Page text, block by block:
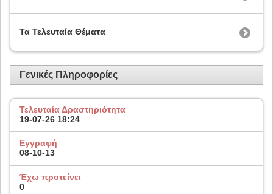
Τα Τελευταία Θέματα
Γενικές Πληροφορίες
Τελευταία Δραστηριότητα
19-07-26 18:24
Εγγραφή
08-10-13
Έχω προτείνει
0